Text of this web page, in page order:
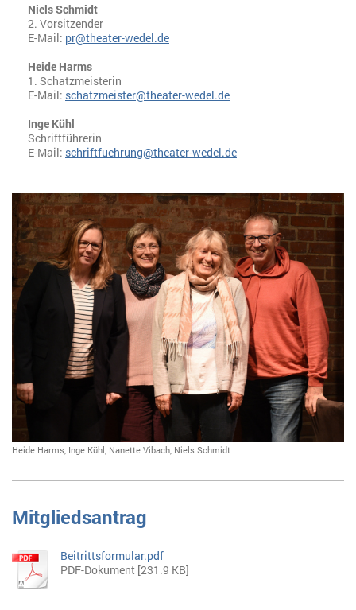
Niels Schmidt
2. Vorsitzender
E-Mail: pr@theater-wedel.de
Heide Harms
1. Schatzmeisterin
E-Mail: schatzmeister@theater-wedel.de
Inge Kühl
Schriftführerin
E-Mail: schriftfuehrung@theater-wedel.de
Heide Harms, Inge Kühl, Nanette Vibach, Niels Schmidt
Mitgliedsantrag
Beitrittsformular.pdf
PDF-Dokument [231.9 KB]